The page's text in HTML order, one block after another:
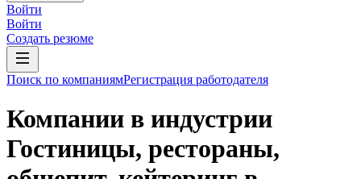
Войти
Войти
Создать резюме
Поиск по компаниямРегистрация работодателя
Компании в индустрии
Гостиницы, рестораны,